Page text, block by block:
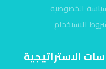
الخصوصية
الاستخدام
الاستراتيجية